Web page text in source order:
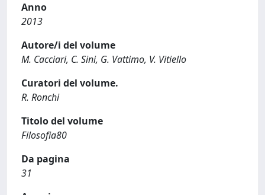
Anno
2013
Autore/i del volume
M. Cacciari, C. Sini, G. Vattimo, V. Vitiello
Curatori del volume.
R. Ronchi
Titolo del volume
Filosofia80
Da pagina
31